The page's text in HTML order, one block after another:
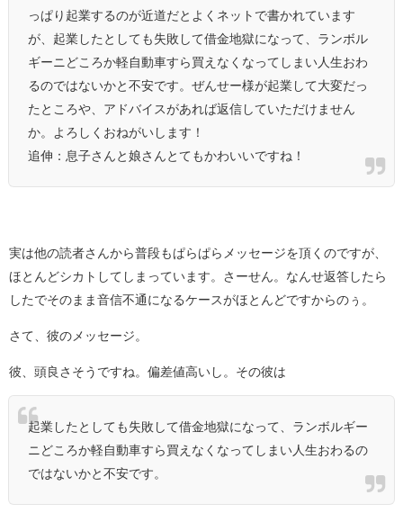
っぱり起業するのが近道だとよくネットで書かれています
が、起業したとしても失敗して借金地獄になって、ランボル
ギーニどころか軽自動車すら買えなくなってしまい人生おわ
るのではないかと不安です。ぜんせー様が起業して大変だっ
たところや、アドバイスがあれば返信していただけません
か。よろしくおねがいします！
追伸：息子さんと娘さんとてもかわいいですね！
実は他の読者さんから普段もぱらぱらメッセージを頂くのですが、
ほとんどシカトしてしまっています。さーせん。なんせ返答したら
したでそのまま音信不通になるケースがほとんどですからのぅ。
さて、彼のメッセージ。
彼、頭良さそうですね。偏差値高いし。その彼は
起業したとしても失敗して借金地獄になって、ランボルギー
ニどころか軽自動車すら買えなくなってしまい人生おわるの
ではないかと不安です。